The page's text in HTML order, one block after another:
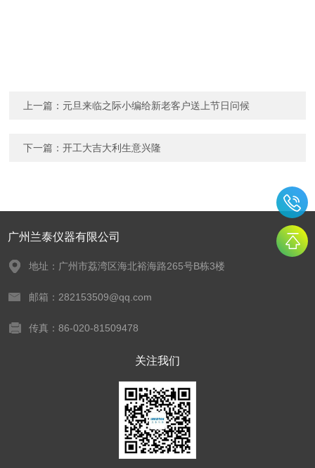
上一篇： 元旦来临之际小编给新老客户送上节日问候
下一篇：开工大吉大利生意兴隆
广州兰泰仪器有限公司
地址：广州市荔湾区海北裕海路265号B栋3楼
邮箱：282153509@qq.com
传真：86-020-81509478
关注我们